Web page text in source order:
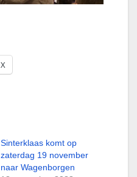
X
Sinterklaas komt op
zaterdag 19 november
naar Wagenborgen